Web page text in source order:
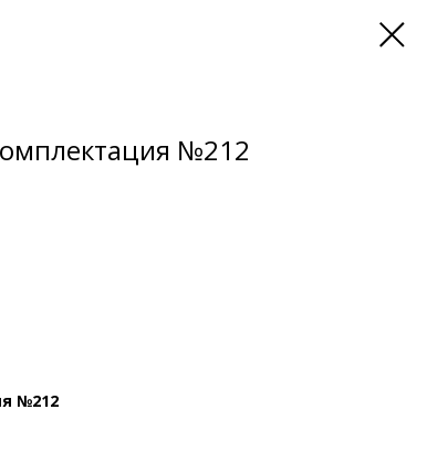
№212
№212